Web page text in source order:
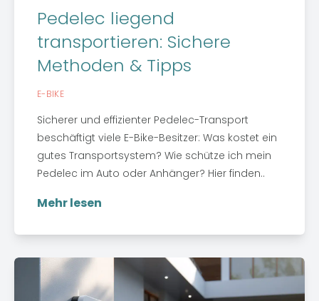
Pedelec liegend
transportieren: Sichere
Methoden & Tipps
E-BIKE
Sicherer und effizienter Pedelec-Transport
beschäftigt viele E-Bike-Besitzer: Was kostet ein
gutes Transportsystem? Wie schütze ich mein
Pedelec im Auto oder Anhänger? Hier finden..
Mehr lesen